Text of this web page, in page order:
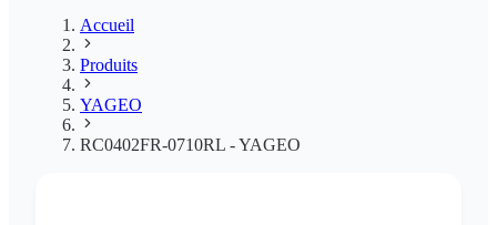
Accueil
Produits
YAGEO
RC0402FR-0710RL - YAGEO